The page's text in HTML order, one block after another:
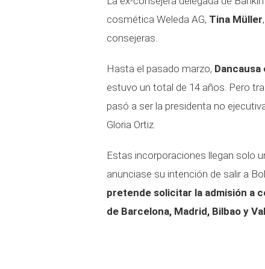
cosmética Weleda AG, Tina Müller
consejeras.
Hasta el pasado marzo, Dancausa
estuvo un total de 14 años. Pero
pasó a ser la presidenta no
Gloria Ortiz.
Estas incorporaciones llegan solo
anunciase su intención de salir a
pretende solicitar la admisión a
de Barcelona, Madrid, Bilbao y